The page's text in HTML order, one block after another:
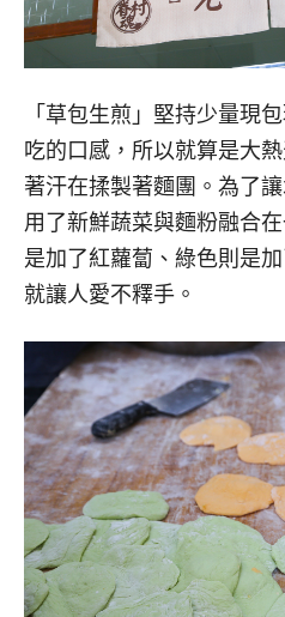
「草包生煎」堅持少量現
吃的口感，所以就算是大
著汗在揉製著麵團。為了
用了新鮮蔬菜與麵粉融合
是加了紅蘿蔔、綠色則是
就讓人愛不釋手。